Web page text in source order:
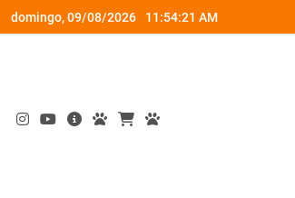
Skip
to
domingo, 09/08/2026 11:54:22 AM
viagem exclusiva